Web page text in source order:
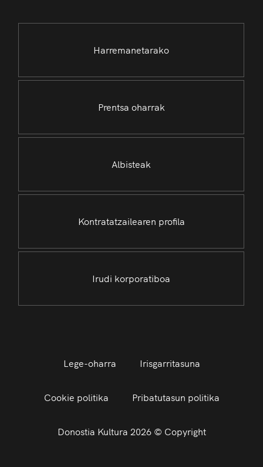
Harremanetarako
Prentsa oharrak
Albisteak
Kontratatzailearen profila
Irudi korporatiboa
Lege-oharra Irisgarritasuna
Cookie politika Pribatutasun politika
Donostia Kultura 2026 © Copyright